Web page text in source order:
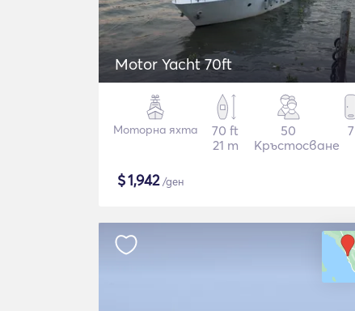
Motor Yacht 70ft
Моторна яхта
70 ft
21 m
50
Кръстосване
7
$1,942/ден